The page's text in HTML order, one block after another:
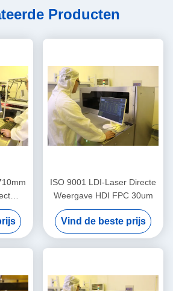
Producten
ISO 9001 LDI-Laser Directe
Weergave HDI FPC 30um
Vind de beste prijs